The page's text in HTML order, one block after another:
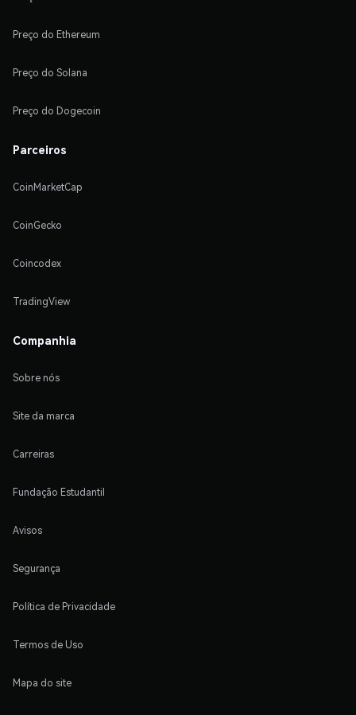
Preço do Ethereum
Preço do Solana
Preço do Dogecoin
Parceiros
CoinMarketCap
CoinGecko
Coincodex
TradingView
Companhia
Sobre nós
Site da marca
Carreiras
Fundação Estudantil
Avisos
Segurança
Política de Privacidade
Termos de Uso
Mapa do site